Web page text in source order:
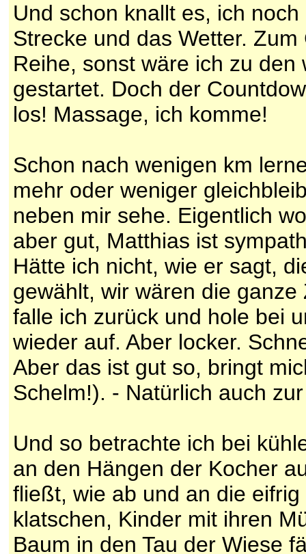
Und schon knallt es, ich
Strecke und das Wetter.
Reihe, sonst wäre ich zu
gestartet. Doch der
los! Massage, ich komme!
Schon nach wenigen km
mehr oder weniger
neben mir sehe. Eigentlich
aber gut, Matthias ist
Hätte ich nicht, wie er sagt,
gewählt, wir wären die
falle ich zurück und hole bei
wieder auf. Aber locker.
Aber das ist gut so, bringt
Schelm!). - Natürlich auch
Und so betrachte ich bei
an den Hängen der Kocher
fließt, wie ab und an die
klatschen, Kinder mit ihren
Baum in den Tau der Wiese